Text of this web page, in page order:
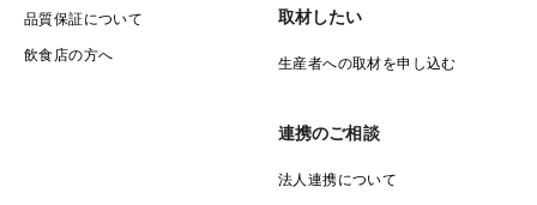
品質保証について
飲食店の方へ
取材したい
生産者への取材を申し込む
連携のご相談
法人連携について